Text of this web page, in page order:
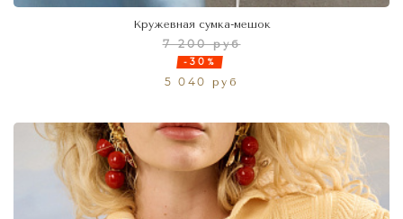
Кружевная сумка-мешок
7 200 руб
-30%
5 040 руб